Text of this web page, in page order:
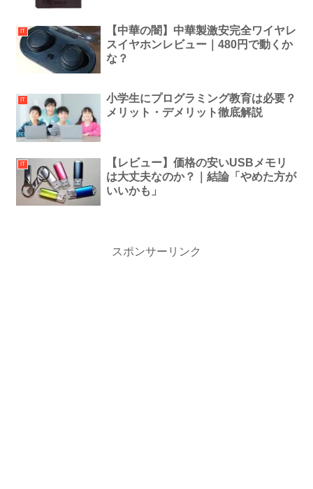
IT
【中華の闇】中華製激安完全ワイヤレ
スイヤホンレビュー｜480円で動くか
な？
IT
小学生にプログラミング教育は必要？
メリット・デメリット徹底解説
IT
【レビュー】価格の安いUSBメモリ
は大丈夫なのか？｜結論「やめた方が
いいかも」
スポンサーリンク